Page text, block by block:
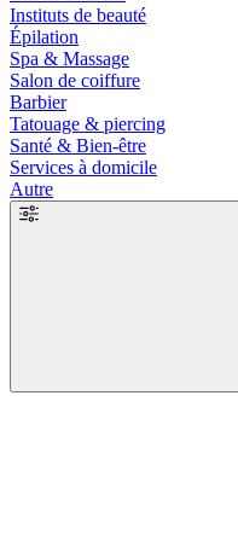
Instituts de beauté
Épilation
Spa & Massage
Salon de coiffure
Barbier
Tatouage & piercing
Santé & Bien-être
Services à domicile
Autre